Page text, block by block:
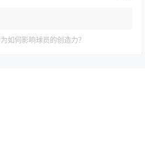
如何影响球员的创造力？